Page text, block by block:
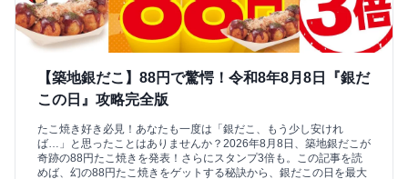
【築地銀だこ】88円で驚愕！令和8年8月8日『銀だ
この日』攻略完全版
たこ焼き好き必見！あなたも一度は「銀だこ、もう少し安けれ
ば…」と思ったことはありませんか？2026年8月8日、築地銀だこが
奇跡の88円たこ焼きを発表！さらにスタンプ3倍も。この記事を読
めば、幻の88円たこ焼きをゲットする秘訣から、銀だこの日を最大